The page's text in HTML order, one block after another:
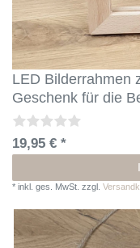
LED Bilderrahmen
Geschenk für die
19,95 € *
* inkl. ges. MwSt. zzgl.